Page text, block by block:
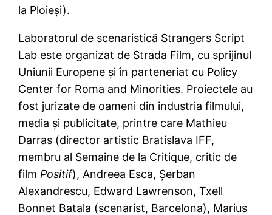
la Ploieşi).
Laboratorul de scenaristică Strangers Script
Lab este organizat de Strada Film, cu sprijinul
Uniunii Europene şi în parteneriat cu Policy
Center for Roma and Minorities. Proiectele au
fost jurizate de oameni din industria filmului,
media şi publicitate, printre care Mathieu
Darras (director artistic Bratislava IFF,
membru al Semaine de la Critique, critic de
film Positif), Andreea Esca, Şerban
Alexandrescu, Edward Lawrenson, Txell
Bonnet Batala (scenarist, Barcelona), Marius